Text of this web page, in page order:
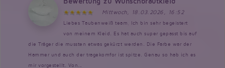
Mittwoch, 18.03.2026, 16:52
Liebes Taubenweiß team, Ich bin sehr begeistert
von meinem Kleid. Es hat auch super gepasst bis auf
die Träger die mussten etwas gekürzt werden. Die Farbe war der
Hammer und auch der tragekomfor ist spitze. Genau so hab ich es
mir vorgestellt. Von...